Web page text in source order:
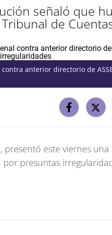
señaló que
de
anterior directorio de
presentó este viernes
presuntas